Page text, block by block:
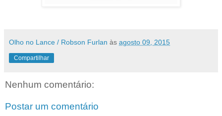
Olho no Lance / Robson Furlan às agosto 09, 2015
Compartilhar
Nenhum comentário:
Postar um comentário